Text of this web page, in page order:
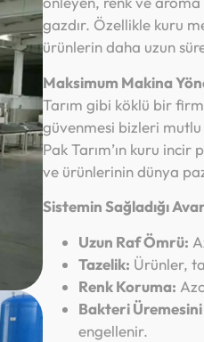
gazdır. Özellikle kuru
ürünlerin daha uzun
Maksimum Makina
Tarım gibi köklü bir
güvenmesi bizleri
Pak Tarım’ın kuru
ve ürünlerinin dünya
Sistemin Sağladığı
Uzun Raf Ömrü:
Tazelik: Ürünler,
Renk Koruma:
Bakteri
engellenir.